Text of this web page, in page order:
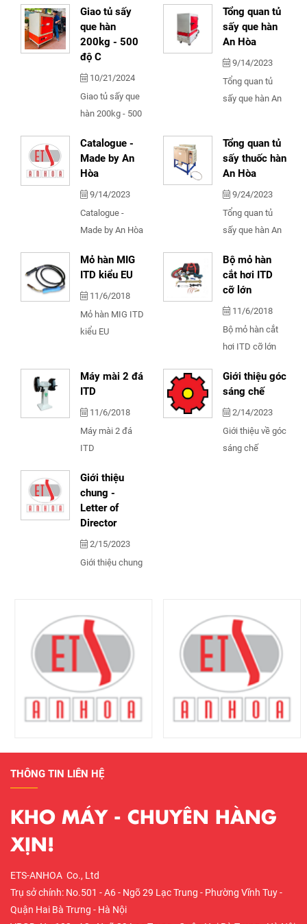
Giao tủ sấy
que hàn
200kg - 500
độ C
10/21/2024
Giao tủ sấy que
hàn 200kg - 500
Tổng quan tủ
sấy que hàn
An Hòa
9/14/2023
Tổng quan tủ
sấy que hàn An
Catalogue -
Made by An
Hòa
9/14/2023
Catalogue -
Made by An Hòa
Tổng quan tủ
sấy thuốc hàn
An Hòa
9/24/2023
Tổng quan tủ
sấy que hàn An
Mỏ hàn MIG
ITD kiểu EU
11/6/2018
Mỏ hàn MIG ITD
kiểu EU
Bộ mỏ hàn
cắt hơi ITD
cỡ lớn
11/6/2018
Bộ mỏ hàn cắt
hơi ITD cỡ lớn
Máy mài 2 đá
ITD
11/6/2018
Máy mài 2 đá
ITD
Giới thiệu góc
sáng chế
2/14/2023
Giới thiệu về góc
sáng chế
Giới thiệu
chung -
Letter of
Director
2/15/2023
Giới thiệu chung
THÔNG TIN LIÊN HỆ
KHO MÁY - CHUYÊN HÀNG
XỊN!
ETS-ANHOA Co., Ltd
Trụ sở chính: No.501 - A6 - Ngõ 29 Lạc Trung - Phường Vĩnh Tuy -
Quận Hai Bà Trưng - Hà Nội